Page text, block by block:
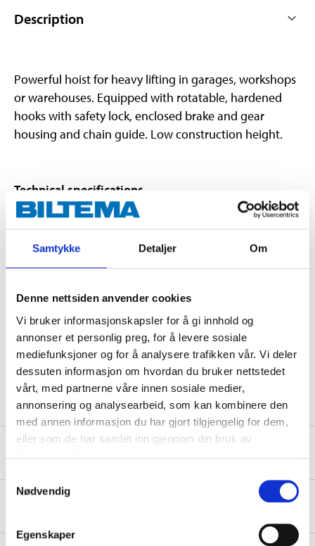
Samtykke Detaljer Om
Denne nettsiden anvender cookies
Vi bruker informasjonskapsler for å gi innhold og
annonser et personlig preg, for å levere sosiale
mediefunksjoner og for å analysere trafikken vår. Vi deler
dessuten informasjon om hvordan du bruker nettstedet
vårt, med partnerne våre innen sosiale medier,
annonsering og analysearbeid, som kan kombinere den
med annen informasjon du har gjort tilgjengelig for dem,
eller som de har samlet inn gjennom din bruk av
Samtykkevalg
Nødvendig
Egenskaper
Description
Powerful hoist for heavy lifting in garages, workshops
or warehouses. Equipped with rotatable, hardened
hooks with safety lock, enclosed brake and gear
housing and chain guide. Low construction height.
Technical specifications
Maximum load
1000 kg
Lifting height
2,5 m
Gear ratio
1:17,1
Chain diameter
6 mm (lifting chain)
Chain diameter
4,5 mm (hand chain)
Weight
10 kg